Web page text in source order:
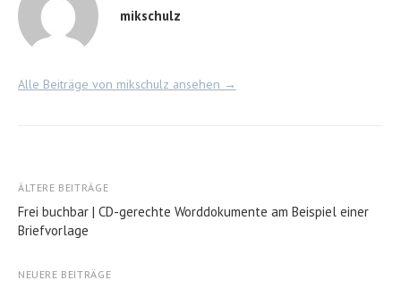
mikschulz
Alle Beiträge von mikschulz ansehen →
Beitragsnavigation
ÄLTERE BEITRÄGE
Frei buchbar | CD-gerechte Worddokumente am Beispiel einer
Briefvorlage
NEUERE BEITRÄGE